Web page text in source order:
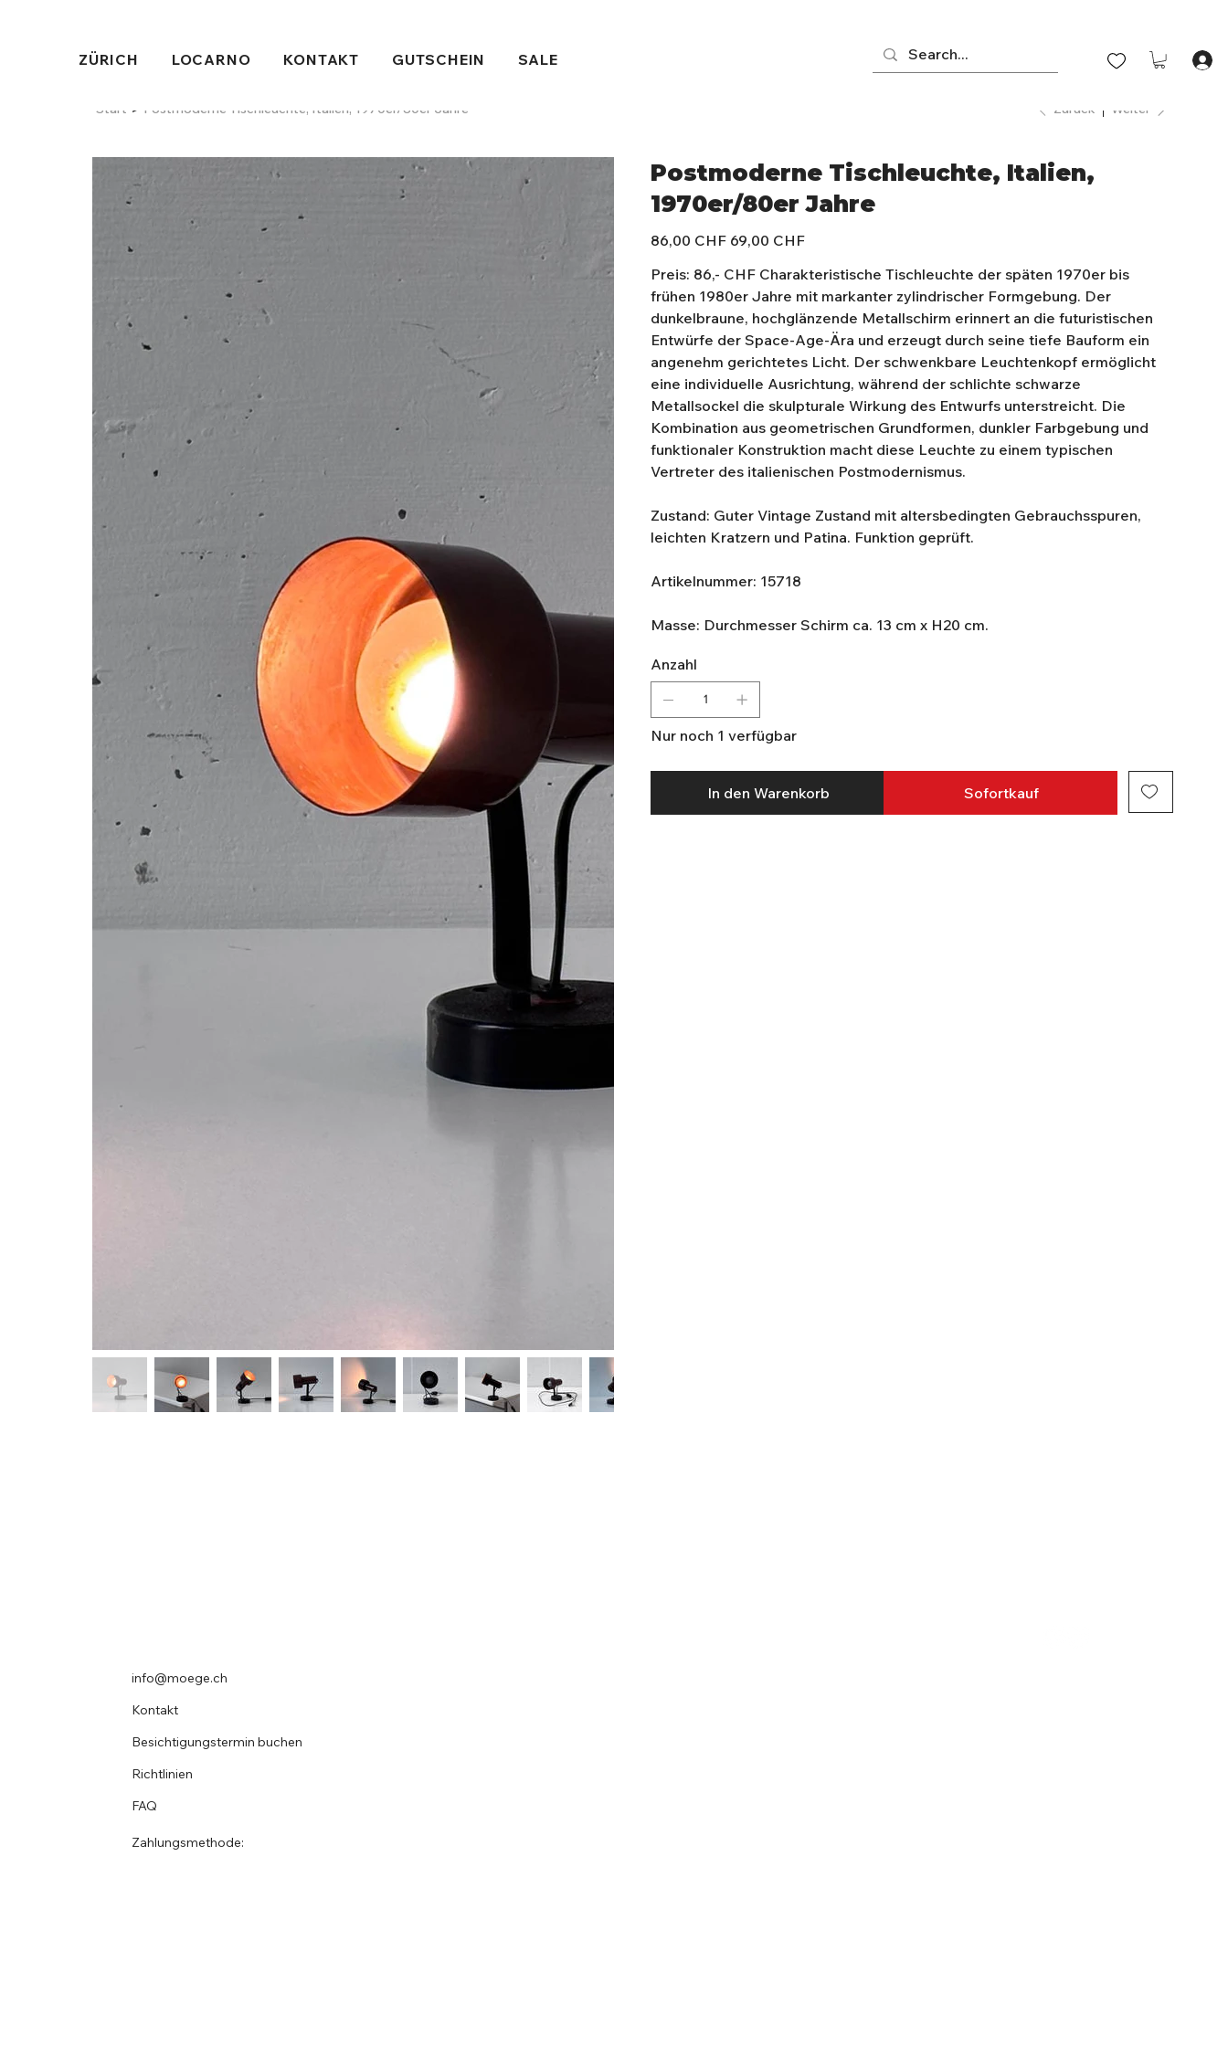
ZÜRICH LOCARNO KONTAKT GUTSCHEIN SALE
Start > Postmoderne Tischleuchte, Italien, 1970er/80er Jahre Zurück Weiter
Postmoderne Tischleuchte, Italien,
1970er/80er Jahre
Ursprünglicher
Preis
86,00 CHF Angebotspreis
69,00 CHF
Preis: 86,- CHF Charakteristische Tischleuchte der späten 1970er bis
frühen 1980er Jahre mit markanter zylindrischer Formgebung. Der
dunkelbraune, hochglänzende Metallschirm erinnert an die futuristischen
Entwürfe der Space-Age-Ära und erzeugt durch seine tiefe Bauform ein
angenehm gerichtetes Licht. Der schwenkbare Leuchtenkopf ermöglicht
eine individuelle Ausrichtung, während der schlichte schwarze
Metallsockel die skulpturale Wirkung des Entwurfs unterstreicht. Die
Kombination aus geometrischen Grundformen, dunkler Farbgebung und
funktionaler Konstruktion macht diese Leuchte zu einem typischen
Vertreter des italienischen Postmodernismus.
Zustand: Guter Vintage Zustand mit altersbedingten Gebrauchsspuren,
leichten Kratzern und Patina. Funktion geprüft.
Artikelnummer: 15718
Masse: Durchmesser Schirm ca. 13 cm x H20 cm.
Anzahl
Nur noch 1 verfügbar
In den Warenkorb Sofortkauf
info@moege.ch
Kontakt
Besichtigungstermin buchen
Richtlinien
FAQ
Zahlungsmethode: